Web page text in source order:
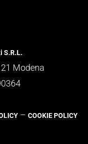
S.R.L.
Modena
– COOKIE POLICY